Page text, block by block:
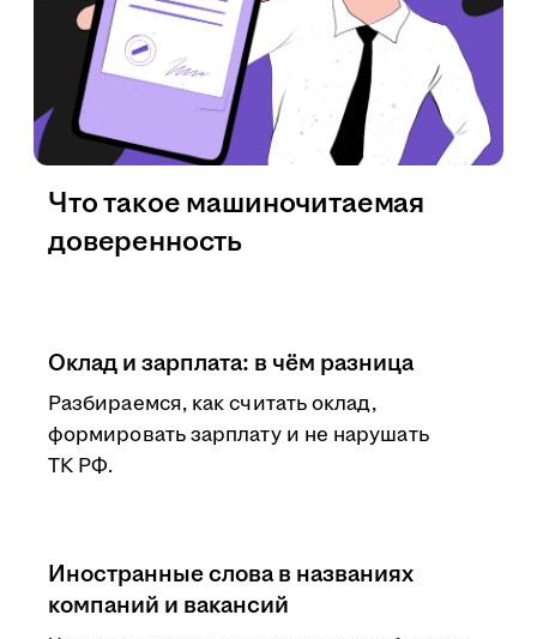
Оклад и зарплата: в чём разница
Разбираемся, как считать оклад,
формировать зарплату и не нарушать
ТК РФ.
Иностранные слова в названиях
компаний и вакансий
Что такое машиночитаемая
доверенность